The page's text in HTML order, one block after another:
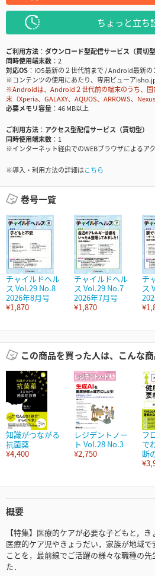
ちょっと立ち
ご利用方法
ダウンロード型配信サービス（買切型
同時使用端末数
2
対応OS
iOS最新の２世代前まで / Android最新の
※コンテンツの使用にあたり、専用ビューア
※Androidは、Android２世代前の端末のうち、国
末（Xperia、GALAXY、AQUOS、ARROWS、
必要メモリ容量
46 MB以上
ご利用方法
アクセス型配信サービス（買切型）
同時使用端末数
1
※インターネット経由でのWEBブラウザによるア
※導入・利用方法の詳細はこちら
巻号一覧
チャイルドヘル
ス Vol.29 No.8
2026年8月号
¥1,870
チャイルドヘル
ス Vol.29 No.7
2026年7月号
¥1,870
チ
ス
この商品を買った人は、こんな商
知識がつながる
抗菌薬
¥4,400
レジデントノー
ト Vol.28 No.3
¥2,750
フ
で
断
概要
【特集】医療的ケアが必要な子どもと，
医療的ケア児やきょうだい，家族が地域
ことを，最前線でご活躍の様々な職種の
た．